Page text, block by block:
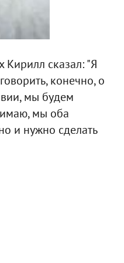
сказал: "Я
конечно, о
мы будем
мы оба
и нужно сделать